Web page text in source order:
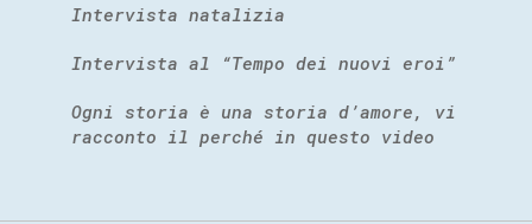
Intervista natalizia
Intervista al “Tempo dei nuovi eroi”
Ogni storia è una storia d’amore, vi
racconto il perché in questo video